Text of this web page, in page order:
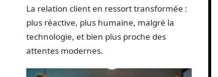
La relation client en ressort transformée :
plus réactive, plus humaine, malgré la
technologie, et bien plus proche des
attentes modernes.